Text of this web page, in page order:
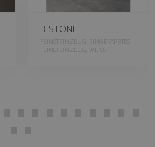
B-STONE
FEINSTEINZEUG, EINGEFÄRBTES
FEINSTEINZEUG, WEISS